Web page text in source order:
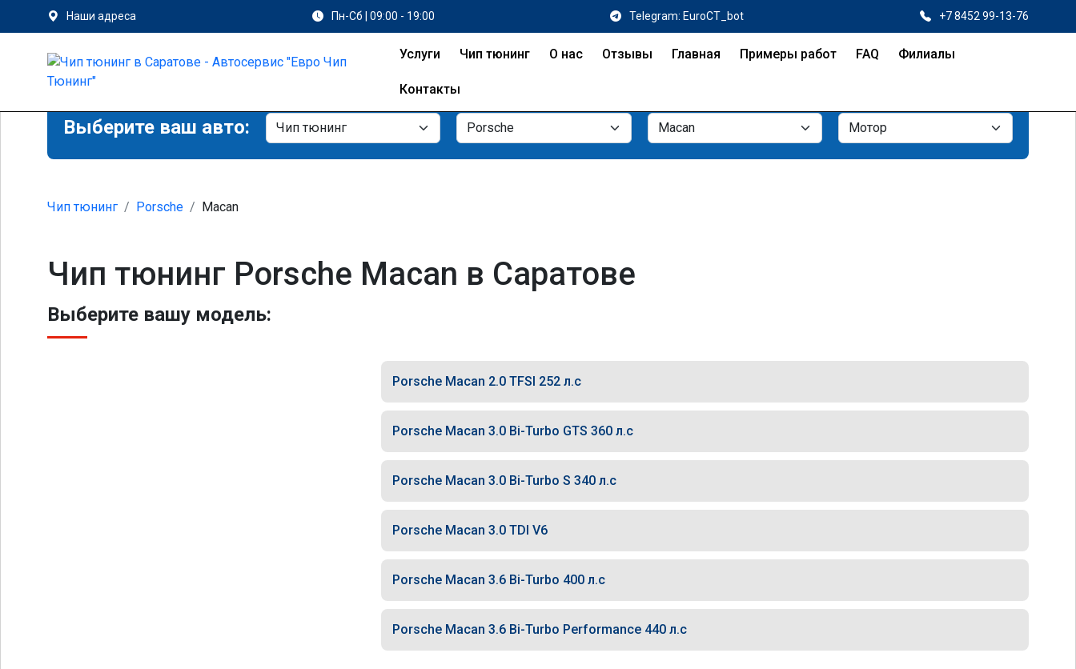
Наши адреса Пн-Сб | 09:00 - 19:00 Telegram: EuroCT_bot +7 8452 99-13-76
Услуги Чип тюнинг О нас Отзывы Главная Примеры работ FAQ Филиалы
Контакты
Выберите ваш авто:
Чип тюнинг Porsche Macan
Чип тюнинг Porsche Macan в Саратове
Выберите вашу модель:
Porsche Macan 2.0 TFSI 252 л.с
Porsche Macan 3.0 Bi-Turbo GTS 360 л.с
Porsche Macan 3.0 Bi-Turbo S 340 л.с
Porsche Macan 3.0 TDI V6
Porsche Macan 3.6 Bi-Turbo 400 л.с
Porsche Macan 3.6 Bi-Turbo Performance 440 л.с